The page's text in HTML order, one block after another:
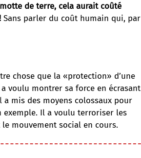
de terre, cela aurait coûté
Sans parler du coût humain qui, par
chose que la «protection» d’une
a voulu montrer sa force en écrasant
mis des moyens colossaux pour
exemple. Il a voulu terroriser les
mouvement social en cours.